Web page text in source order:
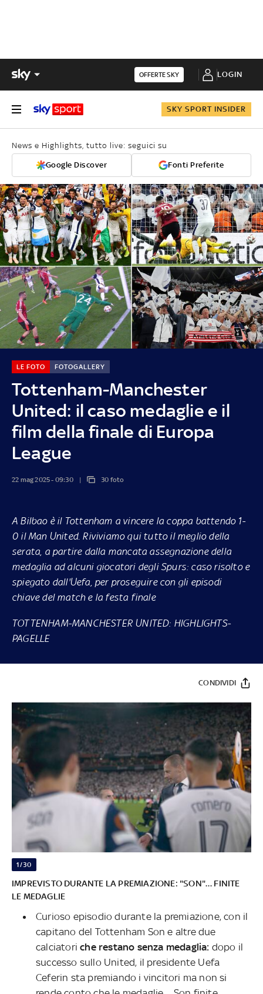
OFFERTE SKY LOGIN
SKY SPORT INSIDER
News e Highlights, tutto live: seguici su
Google Discover Fonti Preferite
Tottenham-Manchester
United: il caso medaglie e il
film della finale di Europa
League
LE FOTO FOTOGALLERY
22 mag 2025 - 09:30 30 foto
A Bilbao è il Tottenham a vincere la coppa battendo 1-
0 il Man United. Riviviamo qui tutto il meglio della
serata, a partire dalla mancata assegnazione della
medaglia ad alcuni giocatori degli Spurs: caso risolto e
spiegato dall'Uefa, per proseguire con gli episodi
chiave del match e la festa finale
TOTTENHAM-MANCHESTER UNITED: HIGHLIGHTS-
PAGELLE
CONDIVIDI
1/30
IMPREVISTO DURANTE LA PREMIAZIONE: "SON"… FINITE
LE MEDAGLIE
Curioso episodio durante la premiazione, con il
capitano del Tottenham Son e altre due
calciatori che restano senza medaglia: dopo il
successo sullo United, il presidente Uefa
Ceferin sta premiando i vincitori ma non si